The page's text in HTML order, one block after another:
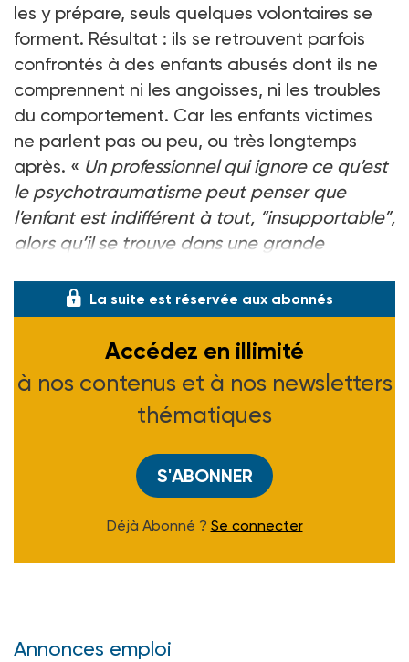
les y prépare, seuls quelques volontaires se
forment. Résultat : ils se retrouvent parfois
confrontés à des enfants abusés dont ils ne
comprennent ni les angoisses, ni les troubles
du comportement. Car les enfants victimes
ne parlent pas ou peu, ou très longtemps
après. « Un professionnel qui ignore ce qu’est
le psychotraumatisme peut penser que
l’enfant est indifférent à tout, “insupportable”,
alors qu’il se trouve dans une grande
La suite est réservée aux abonnés
Accédez en illimité
à nos contenus et à nos newsletters
thématiques
S'ABONNER
Déjà Abonné ? Se connecter
Annonces emploi